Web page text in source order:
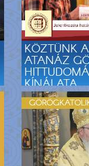
KÖZTÜNK
ATANÁZ
KÍNÁLATA